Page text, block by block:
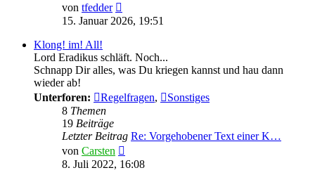
von tfedder
Beitrag
15. Januar 2026, 19:51
Klong! im! All!
Lord Eradikus schläft. Noch...
Schnapp Dir alles, was Du kriegen kannst und hau dann
wieder ab!
Unterforen:
Regelfragen,
Sonstiges
8 Themen
19 Beiträge
Letzter Beitrag Re: Vorgehobener Text einer K…
von Carsten
Beitrag
8. Juli 2022, 16:08